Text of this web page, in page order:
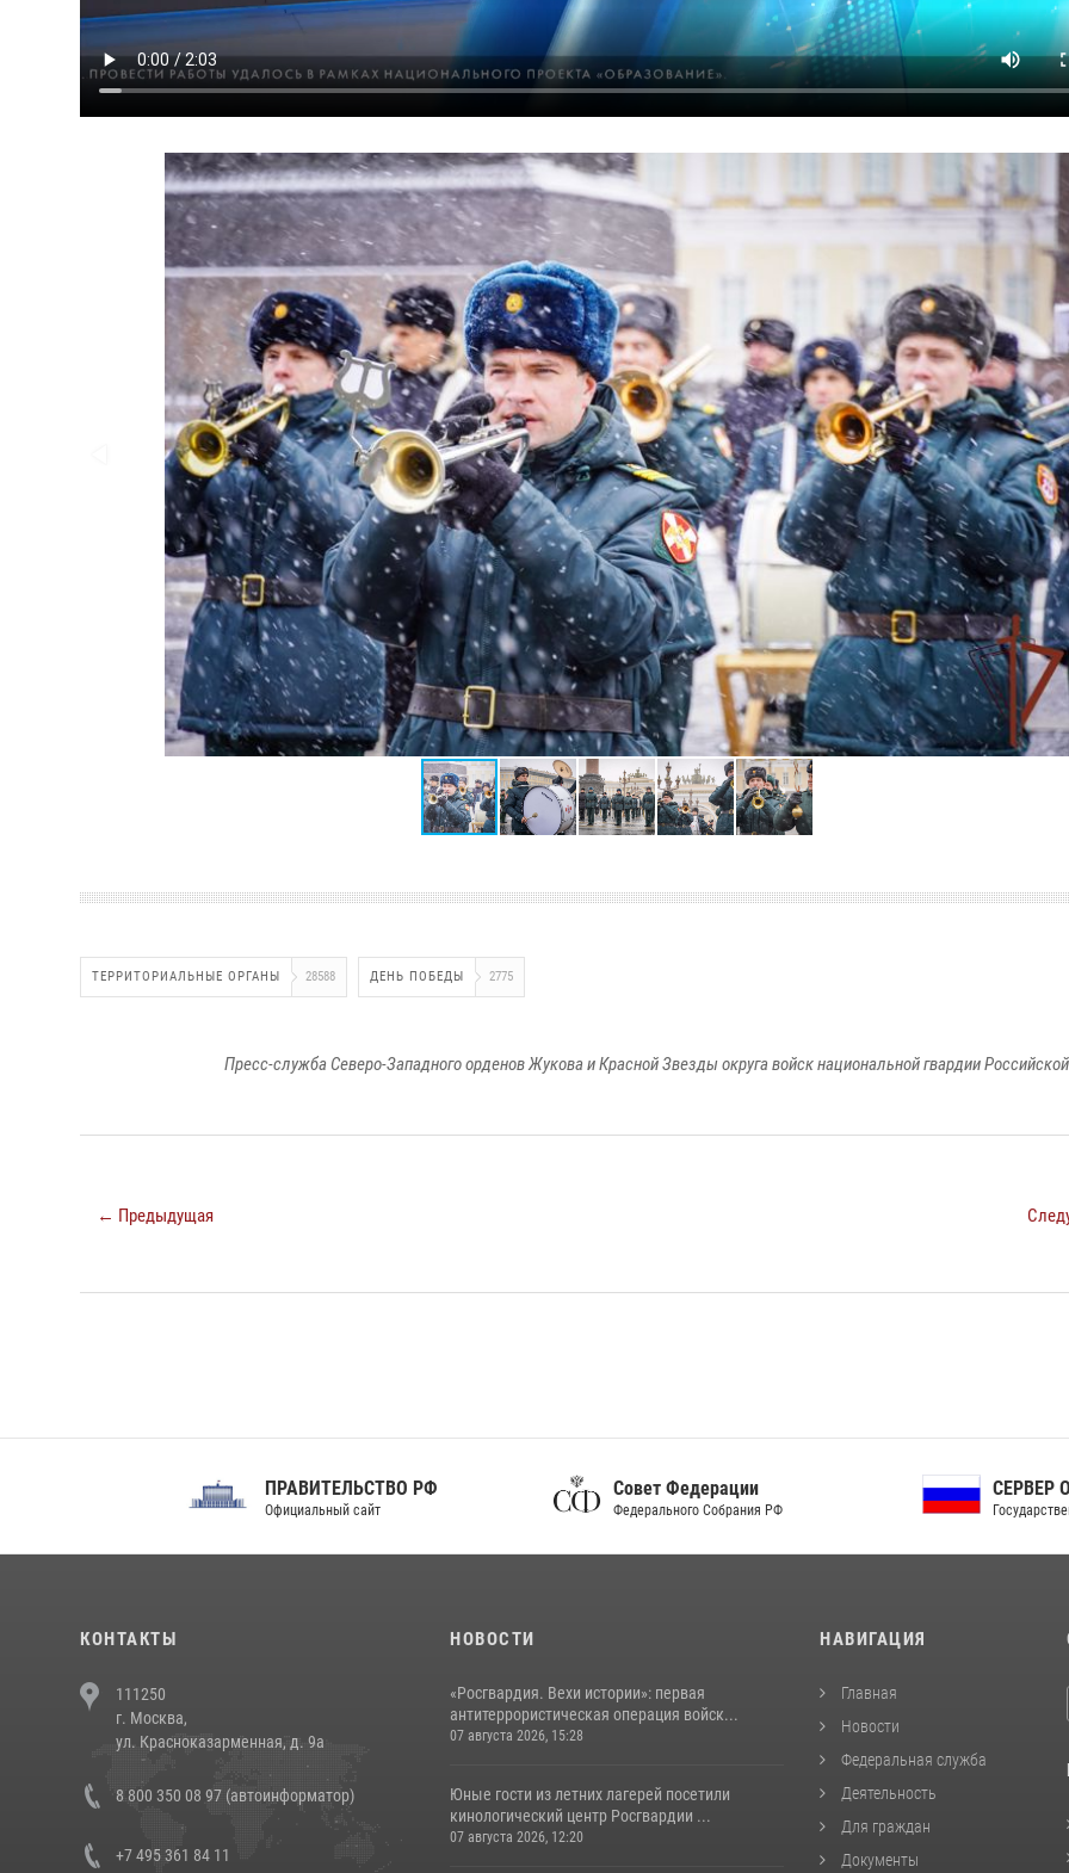
ТЕРРИТОРИАЛЬНЫЕ ОРГАНЫ 28588 ДЕНЬ ПОБЕДЫ 2775
Пресс-служба Северо-Западного орденов Жукова и Красной Звезды округа войск национальной гвардии
← Предыдущая
ПРАВИТЕЛЬСТВО РФ
Официальный сайт
Совет Федерации
Федерального Собрания РФ
СЕРВЕР ОРГАНОВ
Государственной власти РФ
КОНТАКТЫ
111250
г. Москва,
ул. Красноказарменная, д. 9а
8 800 350 08 97 (автоинформатор)
+7 495 361 84 11
НОВОСТИ
«Росгвардия. Вехи истории»: первая
антитеррористическая операция войск...
07 августа 2026, 15:28
Юные гости из летних лагерей посетили
кинологический центр Росгвардии ...
07 августа 2026, 12:20
НАВИГАЦИЯ
Главная
Новости
Федеральная служба
Деятельность
Для граждан
Документы